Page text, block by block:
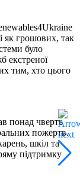
як грошових, так
було
екстреної
тим, хто цього
понад чверть
пожертв.
шкіл та
підтримку